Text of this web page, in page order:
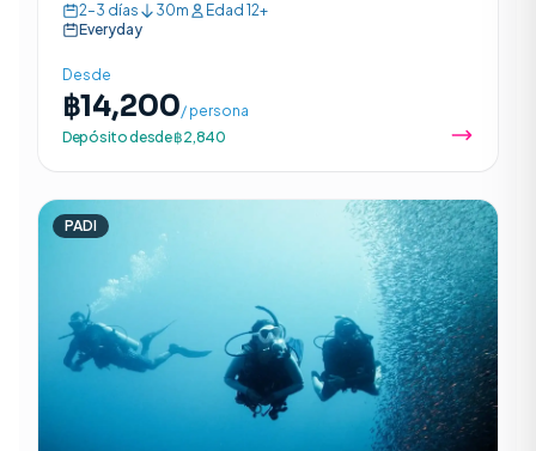
2 a 3 días.
2–3 días 30m
Edad 12+
Everyday
Desde
฿14,200/ persona
Depósito desde ฿2,840
PADI